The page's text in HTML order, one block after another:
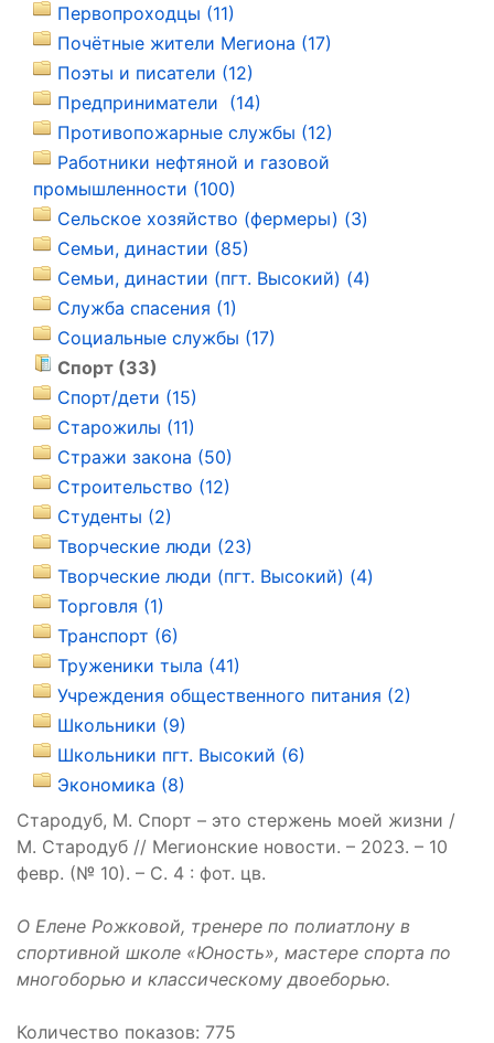
Первопроходцы (11)
Почётные жители Мегиона (17)
Поэты и писатели (12)
Предприниматели (14)
Противопожарные службы (12)
Работники нефтяной и газовой
промышленности (100)
Сельское хозяйство (фермеры) (3)
Семьи, династии (85)
Семьи, династии (пгт. Высокий) (4)
Служба спасения (1)
Социальные службы (17)
Спорт (33)
Спорт/дети (15)
Старожилы (11)
Стражи закона (50)
Строительство (12)
Студенты (2)
Творческие люди (23)
Творческие люди (пгт. Высокий) (4)
Торговля (1)
Транспорт (6)
Труженики тыла (41)
Учреждения общественного питания (2)
Школьники (9)
Школьники пгт. Высокий (6)
Экономика (8)
Стародуб, М. Спорт – это стержень моей жизни /
М. Стародуб // Мегионские новости. – 2023. – 10
февр. (№ 10). – С. 4 : фот. цв.
О Елене Рожковой, тренере по полиатлону в
спортивной школе «Юность», мастере спорта по
многоборью и классическому двоеборью.
Количество показов: 775